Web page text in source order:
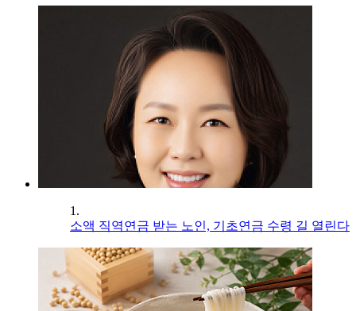
1.
소액 직역연금 받는 노인, 기초연금 수령 길 열린다